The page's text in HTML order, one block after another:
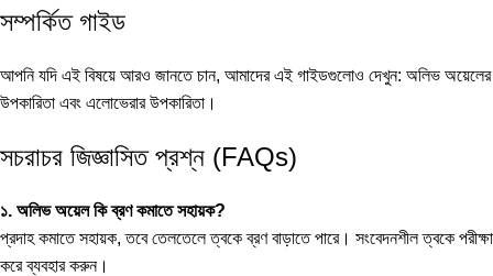
সম্পর্কিত গাইড
আপনি যদি এই বিষয়ে আরও জানতে চান, আমাদের এই গাইডগুলোও দেখুন: অলিভ অয়েলের
উপকারিতা এবং এলোভেরার উপকারিতা ।
সচরাচর জিজ্ঞাসিত প্রশ্ন (FAQs)
১. অলিভ অয়েল কি ব্রণ কমাতে সহায়ক?
প্রদাহ কমাতে সহায়ক, তবে তেলতেলে ত্বকে ব্রণ বাড়াতে পারে। সংবেদনশীল ত্বকে পরীক্ষা
করে ব্যবহার করুন।